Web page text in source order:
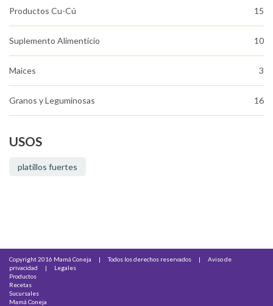
Productos Cu-Cú 15
Suplemento Alimenticio 10
Maices 3
Granos y Leguminosas 16
USOS
platillos fuertes
Copyright 2016 Mamá Coneja | Todos los derechos reservados |
Aviso de
privacidad
|
Legales
Productos
Recetas
Sucursales
Mamá Coneja